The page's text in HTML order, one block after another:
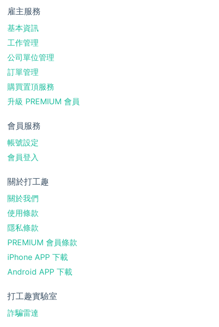
雇主服務
基本資訊
工作管理
公司單位管理
訂單管理
購買置頂服務
升級 PREMIUM 會員
會員服務
帳號設定
會員登入
關於打工趣
關於我們
使用條款
隱私條款
PREMIUM 會員條款
iPhone APP 下載
Android APP 下載
打工趣實驗室
詐騙雷達